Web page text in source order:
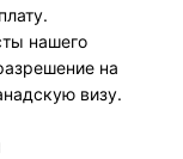
нашего
на
визу.